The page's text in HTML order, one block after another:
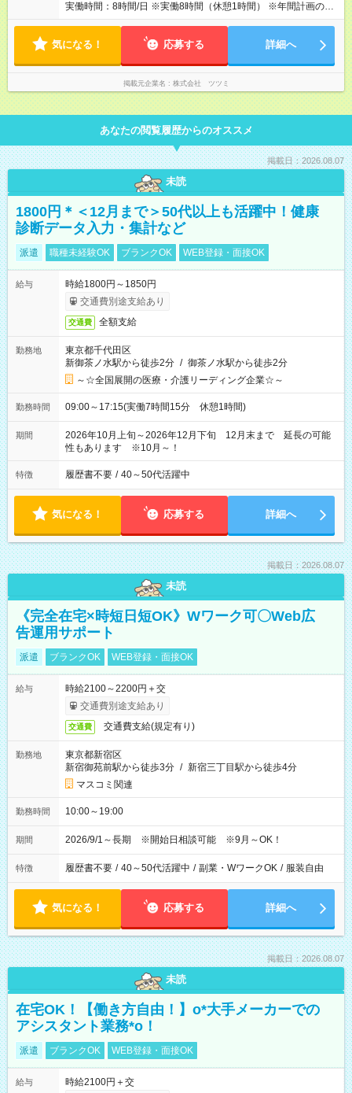
実働時間：8時間/日 ※実働8時間（休憩1時間） ※年間計画の会
社カレンダーあり
気になる！ 応募する 詳細へ
掲載元企業名 株式会社 ツツミ
あなたの閲覧履歴からのオススメ
掲載日：2026.08.07
未読
1800円＊＜12月まで＞50代以上も活躍中！健康
診断データ入力・集計など
派遣 職種未経験OK ブランクOK WEB登録・面接OK
給与
時給1800円～1850円
交通費別途支給あり
交通費 全額支給
勤務地
東京都千代田区
新御茶ノ水駅から徒歩2分 / 御茶ノ水駅から徒歩2分
～☆全国展開の医療・介護リーディング企業☆～
勤務時間 09:00～17:15(実働7時間15分 休憩1時間)
期間
2026年10月上旬～2026年12月下旬 12月末まで 延長の可能
性もあります ※10月～！
特徴 履歴書不要 / 40～50代活躍中
気になる！ 応募する 詳細へ
掲載日：2026.08.07
未読
《完全在宅×時短日短OK》Wワーク可〇Web広
告運用サポート
派遣 ブランクOK WEB登録・面接OK
給与
時給2100～2200円＋交
交通費別途支給あり
交通費 交通費支給(規定有り)
勤務地
東京都新宿区
新宿御苑前駅から徒歩3分 / 新宿三丁目駅から徒歩4分
マスコミ関連
勤務時間 10:00～19:00
期間 2026/9/1～長期 ※開始日相談可能 ※9月～OK！
特徴 履歴書不要 / 40～50代活躍中 / 副業・WワークOK / 服装自由
気になる！ 応募する 詳細へ
掲載日：2026.08.07
未読
在宅OK！【働き方自由！】o*大手メーカーでの
アシスタント業務*o！
派遣 ブランクOK WEB登録・面接OK
給与
時給2100円＋交